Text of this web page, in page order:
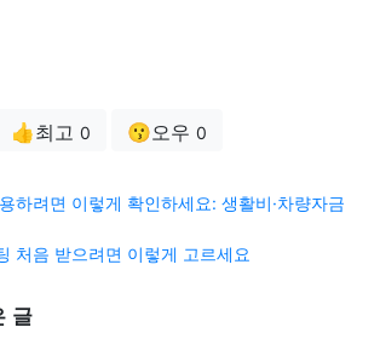
👍최고 0 😗오우 0
하려면 이렇게 확인하세요: 생활비·차량자금
처음 받으려면 이렇게 고르세요
글